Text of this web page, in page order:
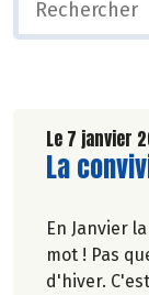
Le 7 janvier
Lire la
La
En Janvier
mot ! Pas
d'hiver.